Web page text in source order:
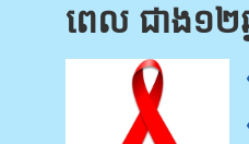
ពេល ជាង១២ឆ្